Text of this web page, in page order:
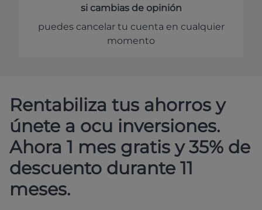
si cambias de opinión
puedes cancelar tu cuenta en cualquier
momento
Rentabiliza tus ahorros y
únete a ocu inversiones.
Ahora 1 mes gratis y 35% de
descuento durante 11
meses.